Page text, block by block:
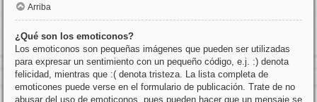
Arriba
¿Qué son los emoticonos?
Los emoticonos son pequeñas imágenes que pueden ser utilizadas
para expresar un sentimiento con un pequeño código, e.j. :) denota
felicidad, mientras que :( denota tristeza. La lista completa de
emoticones puede verse en el formulario de publicación. Trate de no
abusar del uso de emoticonos, pues pueden hacer que un mensaje se